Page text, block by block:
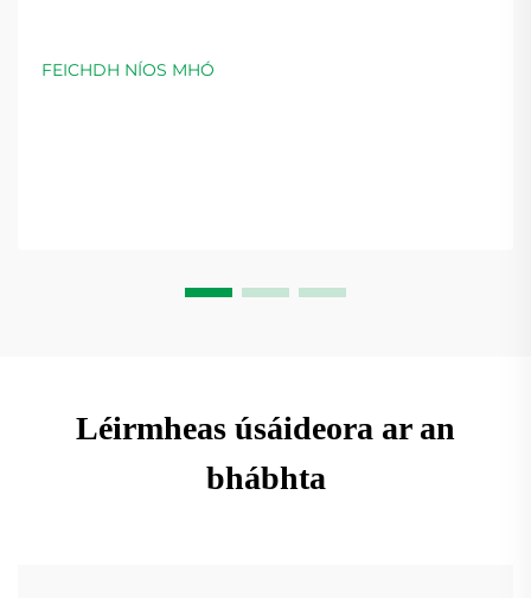
FEICHDH NÍOS MHÓ
Léirmheas úsáideora ar an
bhábhta